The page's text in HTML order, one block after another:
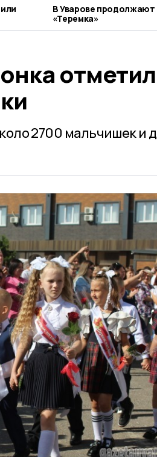
В Уварове
«Теремка»
2700 мальчишек и